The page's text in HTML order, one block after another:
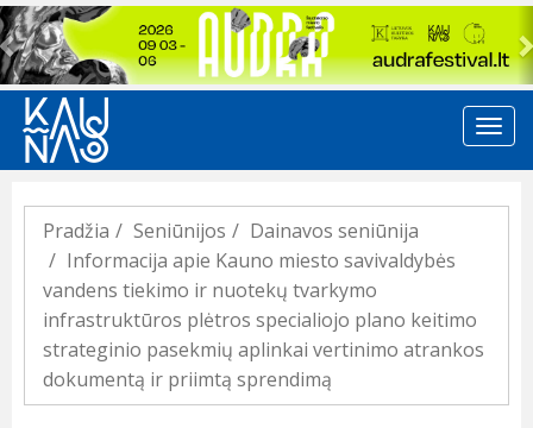
Previous
Pradžia Seniūnijos
Dainavos seniūnija
Informacija apie Kauno miesto savivaldybės
vandens tiekimo ir nuotekų tvarkymo
infrastruktūros plėtros specialiojo plano keitimo
strateginio pasekmių aplinkai vertinimo atrankos
dokumentą ir priimtą sprendimą